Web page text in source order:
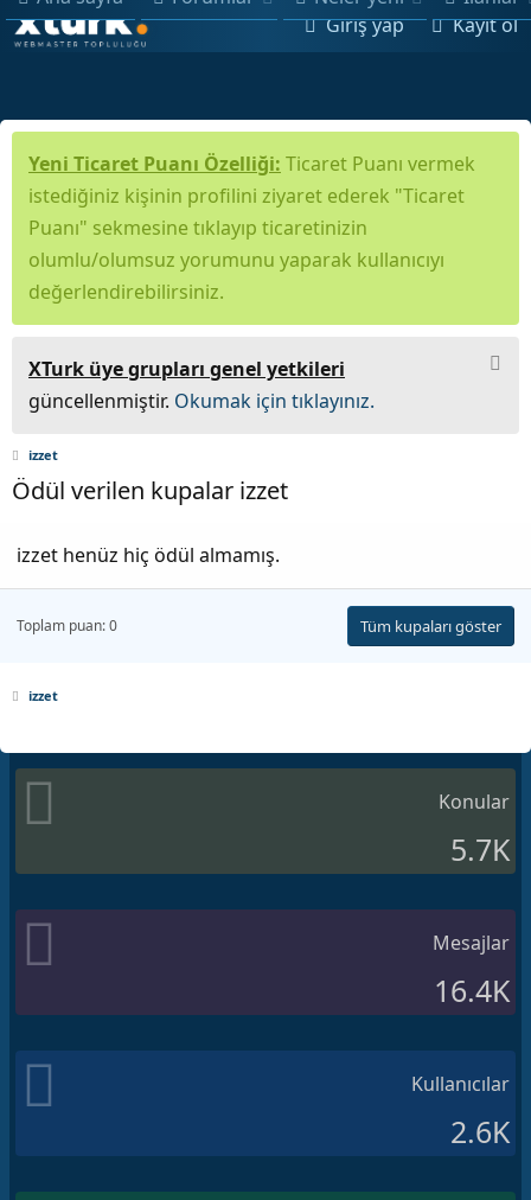
Giriş yap Kayıt ol
Yeni Ticaret Puanı Özelliği: Ticaret Puanı vermek
istediğiniz kişinin profilini ziyaret ederek "Ticaret
Puanı" sekmesine tıklayıp ticaretinizin
olumlu/olumsuz yorumunu yaparak kullanıcıyı
değerlendirebilirsiniz.
XTurk üye grupları genel yetkileri
güncellenmiştir. Okumak için tıklayınız.
izzet
Ödül verilen kupalar izzet
izzet henüz hiç ödül almamış.
Toplam puan: 0 Tüm kupaları göster
izzet
Konular
5.7K
Mesajlar
16.4K
Kullanıcılar
2.6K